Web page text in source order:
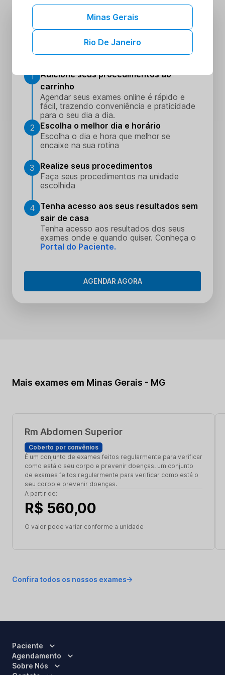
Agende ou compre seus exames de
forma simples
1
Adicione seus procedimentos ao
carrinho
Agendar seus exames online é rápido e
fácil, trazendo conveniência e praticidade
para o seu dia a dia.
2
Escolha o melhor dia e horário
Escolha o dia e hora que melhor se
encaixe na sua rotina
3
Realize seus procedimentos
Faça seus procedimentos na unidade
escolhida
4 Tenha acesso aos seus resultados sem
sair de casa
Tenha acesso aos resultados dos seus
exames onde e quando quiser. Conheça o
Portal do Paciente.
AGENDAR AGORA
Mais exames em Minas Gerais - MG
Rm Abdomen Superior
Coberto por convênios
É um conjunto de exames feitos regularmente para verificar
como está o seu corpo e prevenir doenças. um conjunto
de exames feitos regularmente para verificar como está o
seu corpo e prevenir doenças.
A partir de:
R$ 560,00
O valor pode variar conforme a unidade
Confira todos os nossos exames
Paciente
Agendamento
Sobre Nós
Minas Gerais
Rio De Janeiro